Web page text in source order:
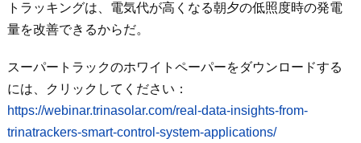
トラッキングは、電気代が高くなる朝夕の低照度時の発電
量を改善できるからだ。
スーパートラックのホワイトペーパーをダウンロードする
には、クリックしてください：
https://webinar.trinasolar.com/real-data-insights-from-
trinatrackers-smart-control-system-applications/